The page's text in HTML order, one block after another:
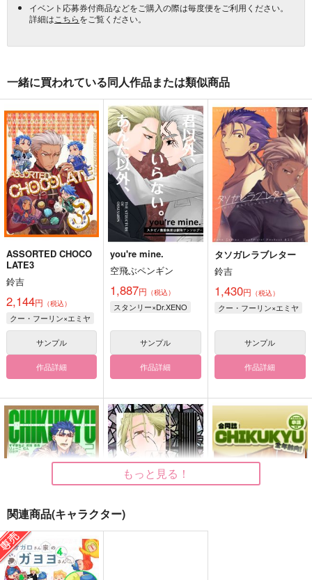
イベント応募券付商品などをご購入の際は毎度便をご利用ください。
詳細は こちらをご覧ください。
一緒に買われている同人作品または類似商品
ASSORTED CHOCO
LATE3
鈴吉
2,144円 （税込）
クー・フーリン×エミヤ
サンプル
作品詳細
you're mine.
空飛ぶペンギン
1,887円 （税込）
スタンリー×Dr.XENO
サンプル
作品詳細
タソガレラブレター
鈴吉
1,430円 （税込）
クー・フーリン×エミヤ
サンプル
作品詳細
CHIKUKYU 2本目
鈴吉
もっと見る！
関連商品(キャラクター)